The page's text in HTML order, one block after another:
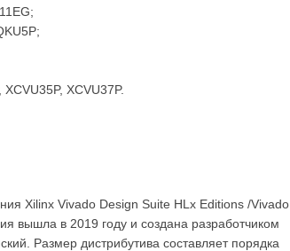
XCVU37P.
Xilinx Vivado Design Suite HLx Editions /Vivado,
вышла в 2019 году и создана разработчиком
Размер дистрибутива составляет порядка